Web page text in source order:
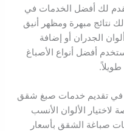
لك أفضل الخدمات في
نتائج مبهرة ومظهر أنيق
الجدران أو إضافة
أفضل أنواع الأصباغ
في تقديم خدمات صبغ شقق
الألوان الأنسب
صباغة الشقق بأسعار